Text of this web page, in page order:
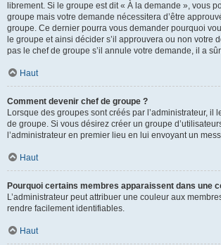
librement. Si le groupe est dit « À la demande », vous
groupe mais votre demande nécessitera d’être
groupe. Ce dernier pourra vous demander pourquoi
le groupe et ainsi décider s’il approuvera ou non votre
pas le chef de groupe s’il annule votre demande, il a
Haut
Comment devenir chef de groupe ?
Lorsque des groupes sont créés par l’administrateur, il
de groupe. Si vous désirez créer un groupe
l’administrateur en premier lieu en lui envoyant un
Haut
Pourquoi certains membres apparaissent dans une
L’administrateur peut attribuer une couleur aux
rendre facilement identifiables.
Haut